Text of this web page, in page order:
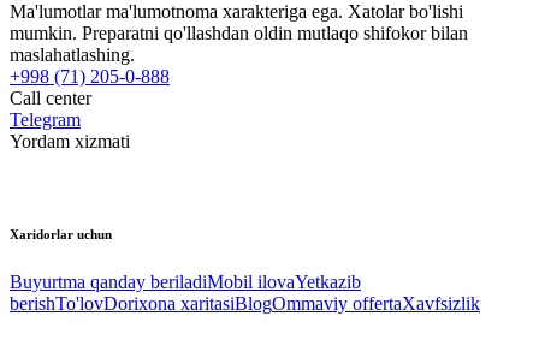
Ma'lumotlar ma'lumotnoma xarakteriga ega. Xatolar bo'lishi
mumkin. Preparatni qo'llashdan oldin mutlaqo shifokor bilan
maslahatlashing.
+998 (71) 205-0-888
Call center
Telegram
Yordam xizmati
Xaridorlar uchun
Buyurtma qanday beriladiMobil ilovaYetkazib
berishTo'lovDorixona xaritasiBlogOmmaviy offertaXavfsizlik